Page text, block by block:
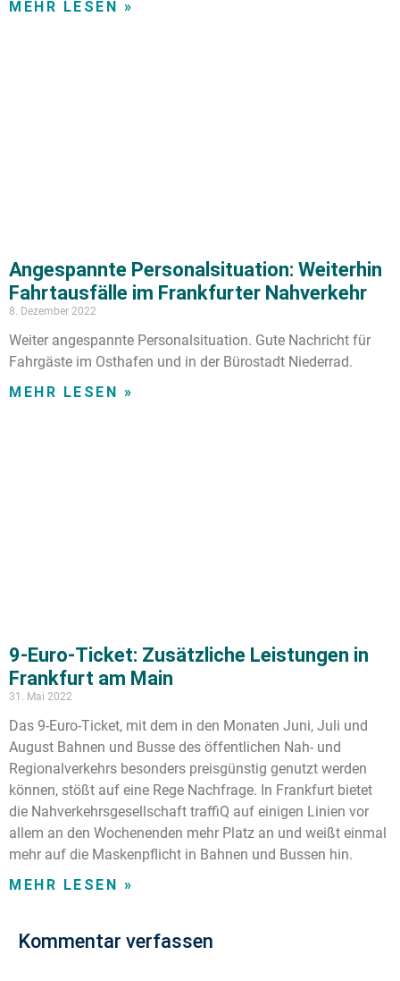
MEHR LESEN »
Angespannte Personalsituation: Weiterhin
Fahrtausfälle im Frankfurter Nahverkehr
8. Dezember 2022
Weiter angespannte Personalsituation. Gute Nachricht für
Fahrgäste im Osthafen und in der Bürostadt Niederrad.
MEHR LESEN »
9-Euro-Ticket: Zusätzliche Leistungen in
Frankfurt am Main
31. Mai 2022
Das 9-Euro-Ticket, mit dem in den Monaten Juni, Juli und
August Bahnen und Busse des öffentlichen Nah- und
Regionalverkehrs besonders preisgünstig genutzt werden
können, stößt auf eine Rege Nachfrage. In Frankfurt bietet
die Nahverkehrsgesellschaft traffiQ auf einigen Linien vor
allem an den Wochenenden mehr Platz an und weißt einmal
mehr auf die Maskenpflicht in Bahnen und Bussen hin.
MEHR LESEN »
Kommentar verfassen